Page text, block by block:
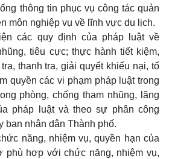
thông tin phục vụ công tác quản
môn nghiệp vụ về lĩnh vực du lịch.
các quy định của pháp luật về
tiêu cực; thực hành tiết kiệm,
thanh tra, giải quyết khiếu nại, tố
quyền các vi phạm pháp luật trong
phòng, chống tham nhũng, lãng
pháp luật và theo sự phân công
ban nhân dân Thành phố.
năng, nhiệm vụ, quyền hạn của
phù hợp với chức năng, nhiệm vụ,